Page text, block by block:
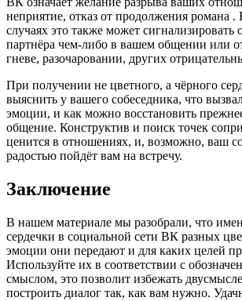
неприятие, отказ от продолжения романа .
случаях это также может сигнализировать
партнёра чем-либо в вашем общении или
гневе, разочаровании, других
При получении не цветного, а чёрного
выяснить у вашего собеседника, что
эмоции, и как можно восстановить
общение. Конструктив и поиск точек
ценится в отношениях, и, возможно, ваш
радостью пойдёт вам на встречу.
Заключение
В нашем материале мы разобрали, что
сердечки в социальной сети ВК разных
эмоции они передают и для каких целей
Используйте их в соответствии с
смыслом, это позволит избежать
построить диалог так, как вам нужно.